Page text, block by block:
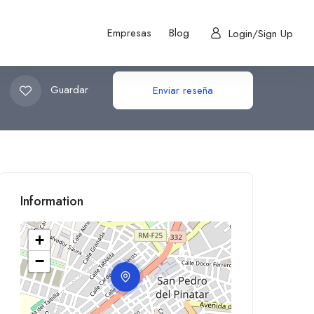
Empresas Blog Login/Sign Up
Guardar Enviar reseña
Information
+
−